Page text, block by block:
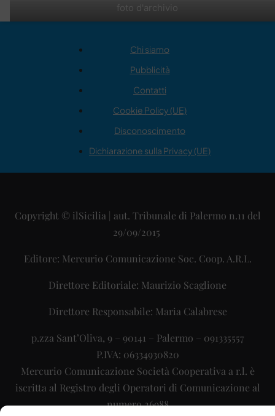
foto d'archivio
Chi siamo
Pubblicità
Contatti
Cookie Policy (UE)
Disconoscimento
Dichiarazione sulla Privacy (UE)
Copyright © ilSicilia | aut. Tribunale di Palermo n.11 del
29/09/2015
Editore: Mercurio Comunicazione Soc. Coop. A.R.L.
Direttore Editoriale: Maurizio Scaglione
Direttore Responsabile: Maria Calabrese
p.zza Sant’Oliva, 9 – 90141 – Palermo – 091335557
P.IVA: 06334930820
Mercurio Comunicazione Società Cooperativa a r.l. è
iscritta al Registro degli Operatori di Comunicazione al
numero 26988